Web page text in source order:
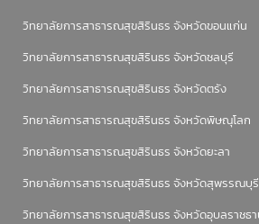
วิทยาลัยการสาธารณสุขสิรินธร จังหวัดขอนแก่น
วิทยาลัยการสาธารณสุขสิรินธร จังหวัดชลบุรี
วิทยาลัยการสาธารณสุขสิรินธร จังหวัดตรัง
วิทยาลัยการสาธารณสุขสิรินธร จังหวัดพิษณุโลก
วิทยาลัยการสาธารณสุขสิรินธร จังหวัดยะลา
วิทยาลัยการสาธารณสุขสิรินธร จังหวัดสุพรรณบุรี
วิทยาลัยการสาธารณสุขสิรินธร จังหวัดอุบลราชธ